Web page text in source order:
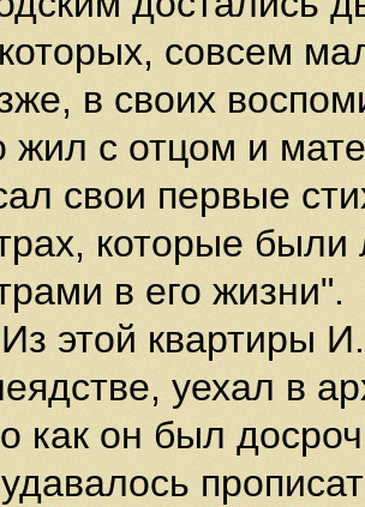
совсем
в своих
жил с отцом и
свои первые
которые
в его жизни".
этой квартиры
уехал в
как он был